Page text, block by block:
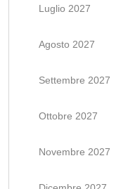
Luglio 2027
Agosto 2027
Settembre 2027
Ottobre 2027
Novembre 2027